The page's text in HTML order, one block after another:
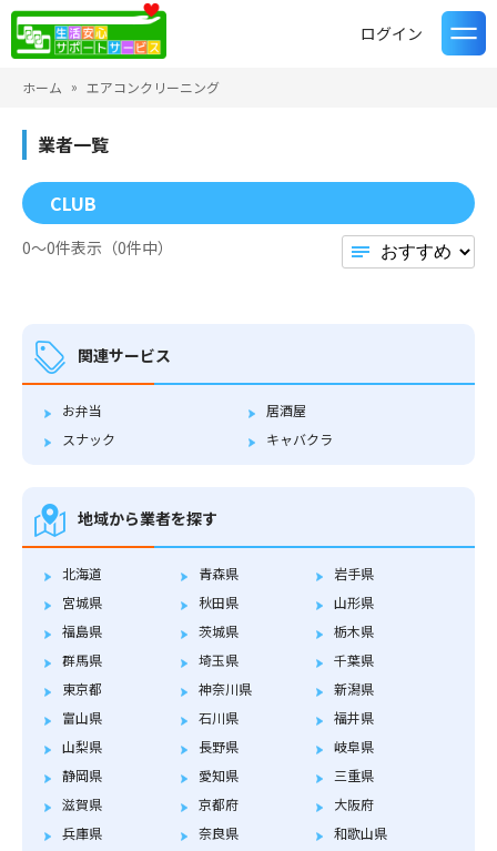
ログイン
ホーム エアコンクリーニング
業者一覧
CLUB
0〜0件表示（0件中）
関連サービス
お弁当
居酒屋
スナック
キャバクラ
地域から業者を探す
北海道 青森県
岩手県
宮城県
秋田県
山形県
福島県
茨城県
栃木県
群馬県
埼玉県
千葉県
東京都
神奈川県
新潟県
富山県
石川県
福井県
山梨県
長野県
岐阜県
静岡県
愛知県
三重県
滋賀県
京都府
大阪府
兵庫県
奈良県
和歌山県